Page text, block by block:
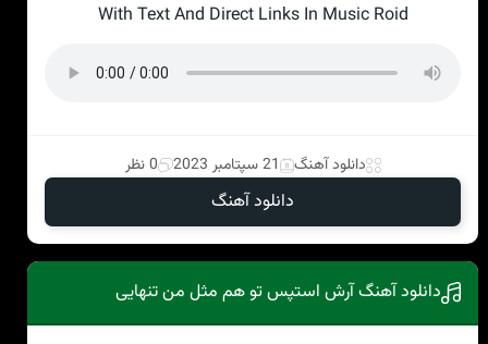
With Text And Direct Links In Music Roid
دانلود آهنگ 21 سپتامبر 2023 0 نظر
دانلود آهنگ
دانلود آهنگ آرش استپس تو هم مثل من تنهایی